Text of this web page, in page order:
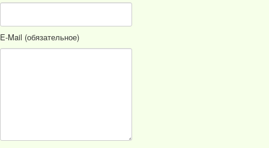
E-Mail (обязательное)